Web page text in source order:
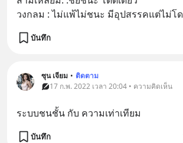
วงกลม : ไม่แพ้ไม่ชนะ มีอุปสรรคแต่ไม่โ
บันทึก
ซุน เจียม • ติดตาม
17 ก.พ. 2022 เวลา 20:04 • ความคิดเห็น
ระบบชนชั้น กับ ความเท่าเทียม
บันทึก